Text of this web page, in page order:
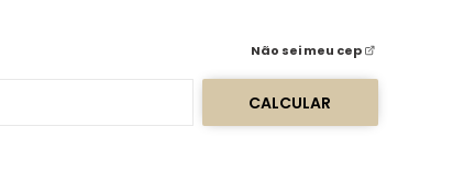
Não sei meu cep
CALCULAR